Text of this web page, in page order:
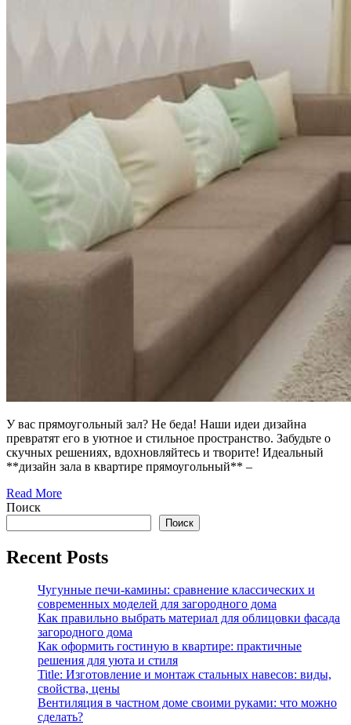
У вас прямоугольный зал? Не беда! Наши идеи дизайна
превратят его в уютное и стильное пространство. Забудьте о
скучных решениях, вдохновляйтесь и творите! Идеальный
**дизайн зала в квартире прямоугольный** –
Read More
Поиск
Поиск
Recent Posts
Чугунные печи-камины: сравнение классических и
современных моделей для загородного дома
Как правильно выбрать материал для облицовки фасада
загородного дома
Как оформить гостиную в квартире: практичные
решения для уюта и стиля
Title: Изготовление и монтаж стальных навесов: виды,
свойства, цены
Вентиляция в частном доме своими руками: что можно
сделать?